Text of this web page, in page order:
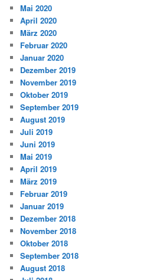
Mai 2020
April 2020
März 2020
Februar 2020
Januar 2020
Dezember 2019
November 2019
Oktober 2019
September 2019
August 2019
Juli 2019
Juni 2019
Mai 2019
April 2019
März 2019
Februar 2019
Januar 2019
Dezember 2018
November 2018
Oktober 2018
September 2018
August 2018